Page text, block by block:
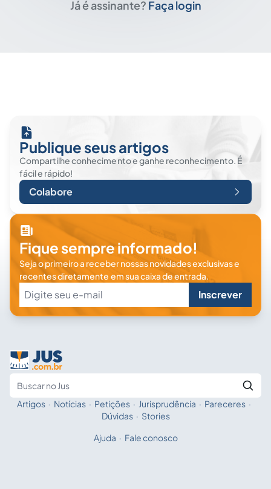
Já é assinante? Faça login
Publique seus artigos
Compartilhe conhecimento e ganhe reconhecimento. É
fácil e rápido!
Colabore
Fique sempre informado!
Seja o primeiro a receber nossas novidades exclusivas e
recentes diretamente em sua caixa de entrada.
Inscrever
Fale com a IA
Artigos · Notícias · Petições · Jurisprudência · Pareceres ·
Dúvidas · Stories
Ajuda · Fale conosco